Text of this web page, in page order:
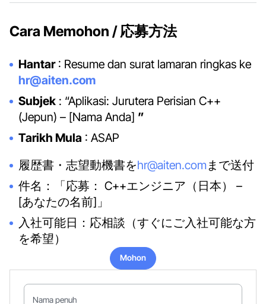
Nama penuh
Cara Memohon / 応募方法
Hantar: Resume dan surat lamaran ringkas ke
hr@aiten.com
Subjek : “Aplikasi: Jurutera Perisian C++
(Jepun) – [Nama Anda] ”
Tarikh Mula : ASAP
履歴書・志望動機書をhr@aiten.comまで送付
件名：「応募： C++エンジニア（日本） –
[あなたの名前]」
入社可能日：応相談（すぐにご入社可能な方
を希望）
Mohon